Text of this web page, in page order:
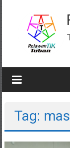
Tag: